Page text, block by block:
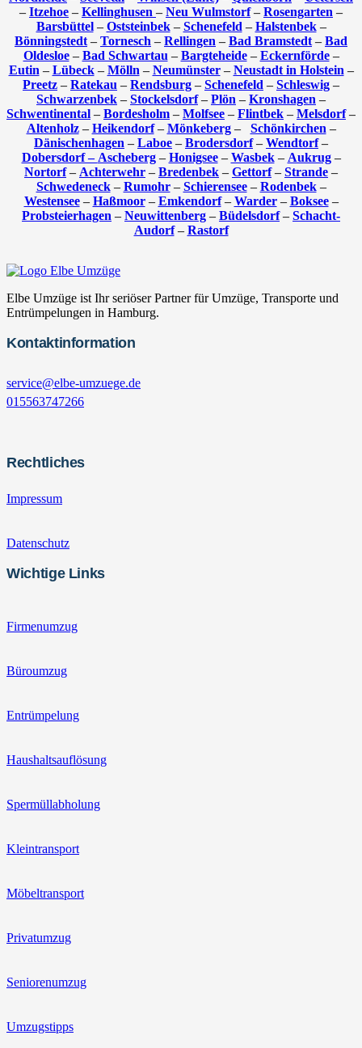
– Itzehoe – Kellinghusen – Neu Wulmstorf– Rosengarten –
Barsbüttel– Oststeinbek– Schenefeld – Halstenbek–
Bönningstedt – Tornesch – Rellingen – Bad Bramstedt – Bad
Oldesloe– Bad Schwartau – Bargteheide– Eckernförde–
Eutin – Lübeck– Mölln – Neumünster– Neustadt in Holstein –
Preetz – Ratekau – Rendsburg – Schenefeld – Schleswig –
Schwarzenbek – Stockelsdorf– Plön – Kronshagen –
Schwentinental – Bordesholm – Molfsee – Flintbek – Melsdorf–
Altenholz– Heikendorf– Mönkeberg– Schönkirchen –
Dänischenhagen – Laboe – Brodersdorf– Wendtorf–
Dobersdorf – Ascheberg– Honigsee– Wasbek– Aukrug–
Nortorf– Achterwehr – Bredenbek – Gettorf– Strande –
Schwedeneck– Rumohr– Schierensee– Rodenbek–
Westensee– Haßmoor– Emkendorf– Warder– Boksee–
Probsteierhagen – Neuwittenberg – Büdelsdorf– Schacht-
Audorf– Rastorf
Elbe Umzüge ist Ihr seriöser Partner für Umzüge, Transporte und
Entrümpelungen in Hamburg.
Kontaktinformation
service@elbe-umzuege.de
015563747266
Rechtliches
Impressum
Datenschutz
Wichtige Links
Firmenumzug
Büroumzug
Entrümpelung
Haushaltsauflösung
Spermüllabholung
Kleintransport
Möbeltransport
Privatumzug
Seniorenumzug
Umzugstipps